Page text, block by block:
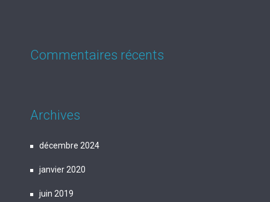
Commentaires récents
Archives
décembre 2024
janvier 2020
juin 2019